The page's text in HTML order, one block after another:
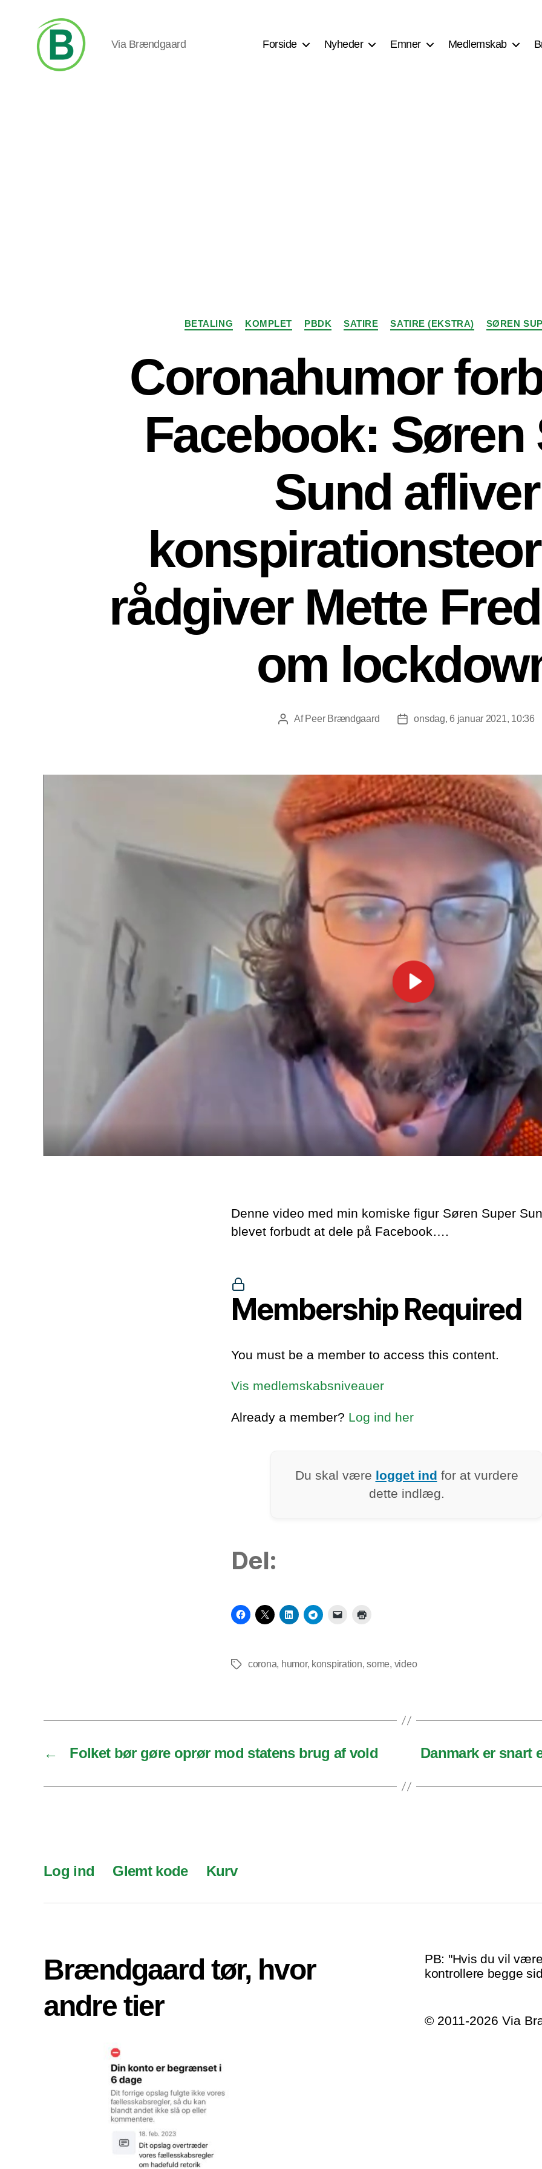
Via Brændgaard Forside Nyheder Emner Medlemskab
Kategorier
BETALING KOMPLET PBDK SATIRE SATIRE (EKSTRA) SØREN
Coronahumor
Facebook: Søren
Sund afliver
rådgiver Mette
om
Indlægsforfatter
Af Peer Brændgaard Indlægsdato
onsdag, 6 januar 2021, 10:36
Denne video med min komiske figur Søren Super
blevet forbudt at dele på Facebook….
Membership Required
You must be a member to access this content.
Vis medlemskabsniveauer
Already a member? Log ind her
Du skal være logget ind for at vurdere
dette indlæg.
Del:
Tagscorona, humor, konspiration,some, video
← Folket bør gøre oprør mod statens brug af vold Danmark er
Log ind Glemt kode Kurv
Brændgaard tør, hvor
andre tier
PB: "Hvis du vil
kontrollere begge
© 2011-2026 Via